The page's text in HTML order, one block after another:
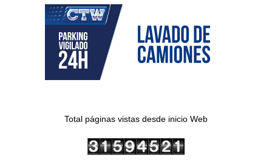
Total páginas vistas desde inicio Web